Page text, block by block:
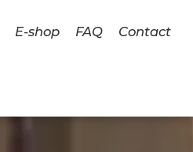
E-shop FAQ Contact